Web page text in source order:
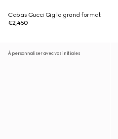
Cabas Gucci Giglio grand format
€2,450
À personnaliser avec vos initiales